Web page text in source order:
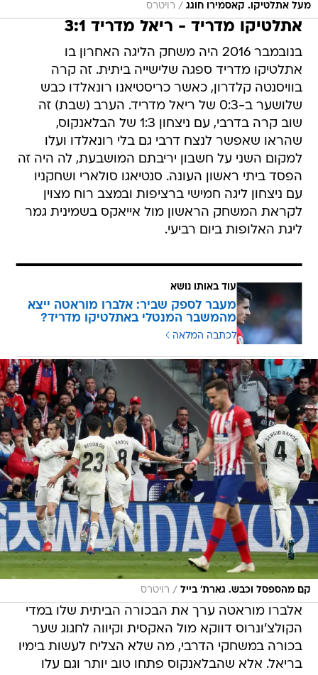
מעל אתלטיקו. קאסמירו חוגג / רויטרס
אתלטיקו מדריד - ריאל מדריד 3:1
בנובמבר 2016 היה משחק הליגה האחרון בו
אתלטיקו מדריד ספגה שלישייה ביתית. זה קרה
בוויסנטה קלדרון, כאשר כריסטיאנו רונאלדו כבש
שלושער ב-0:3 של ריאל מדריד. הערב (שבת) זה
שוב קרה בדרבי, עם ניצחון 1:3 של הבלאנקוס,
שהראו שאפשר לנצח דרבי גם בלי רונאלדו ועלו
למקום השני על חשבון יריבתם המושבעת, לה היה זה
הפסד ביתי ראשון העונה. סנטיאגו סולארי ושחקניו
עם ניצחון ליגה חמישי ברציפות ובמצב רוח מצוין
לקראת המשחק הראשון מול אייאקס בשמינית גמר
ליגת האלופות ביום רביעי.
עוד באותו נושא
מעבר לספק שביר: אלברו מוראטה ייצא
מהמשבר המנטלי באתלטיקו מדריד?
לכתבה המלאה
קם מהספסל וכבש. גארת' בייל / רויטרס
אלברו מוראטה ערך את הבכורה הביתית שלו במדי
הקולצ'ונרוס דווקא מול האקסית וקיווה לחגוג שער
בכורה במשחקי הדרבי, מה שלא הצליח לעשות בימיו
בריאל. אלא שהבלאנקוס פתחו טוב יותר וגם עלו